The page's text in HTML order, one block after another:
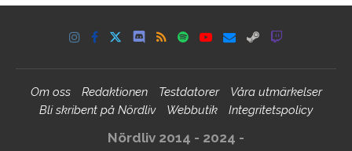
Om oss Redaktionen Testdatorer
Våra utmärkelser
Bli skribent på Nördliv
Webbutik Integritetspolicy
Nördliv 2014 - 2024 -